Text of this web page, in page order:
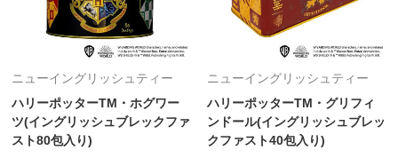
ニューイングリッシュティー
ハリーポッターTM・ホグワー
ツ(イングリッシュブレックファ
スト80包入り)
ニューイングリッシュティー
ハリーポッターTM・グリフィ
ンドール(イングリッシュブレッ
クファスト40包入り)